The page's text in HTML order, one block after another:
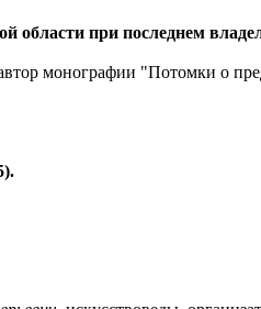
области при последнем
автор монографии "Потомки о